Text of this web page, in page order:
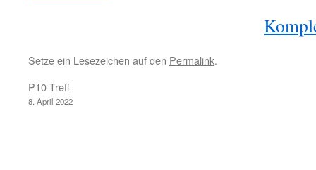
Setze ein Lesezeichen auf den Permalink.
P10-Treff
8. April 2022